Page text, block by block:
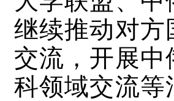
继续推动对方
交流，开展
科领域交流等